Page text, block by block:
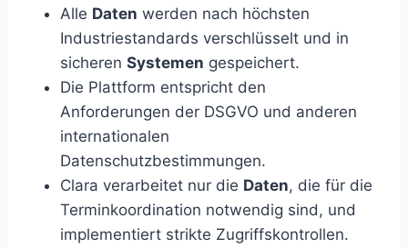
Alle Daten werden nach höchsten
Industriestandards verschlüsselt und in
sicheren Systemen gespeichert.
Die Plattform entspricht den
Anforderungen der DSGVO und anderen
internationalen
Datenschutzbestimmungen.
Clara verarbeitet nur die Daten, die für die
Terminkoordination notwendig sind, und
implementiert strikte Zugriffskontrollen.